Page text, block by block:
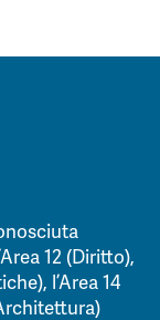
12 (Diritto),
l’Area 14